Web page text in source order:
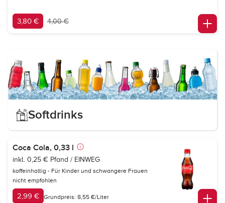
3,80 € 4,00 €
Softdrinks
Coca Cola, 0,33 l
inkl. 0,25 € Pfand / EINWEG
koffeinhaltig - Für Kinder und schwangere Frauen
nicht empfohlen
2,99 € Grundpreis: 8,55 €/Liter